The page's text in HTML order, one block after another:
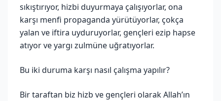
sıkıştırıyor, hizbi duyurmaya çalışıyorlar, ona
karşı menfi propaganda yürütüyorlar, çokça
yalan ve iftira uyduruyorlar, gençleri ezip hapse
atıyor ve yargı zulmüne uğratıyorlar.
Bu iki duruma karşı nasıl çalışma yapılır?
Bir taraftan biz hizb ve gençleri olarak Allah’ın